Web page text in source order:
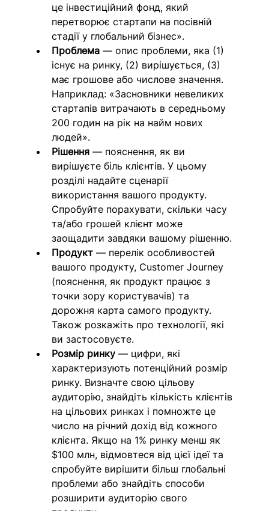
це інвестиційний фонд, який
перетворює стартапи на посівній
стадії у глобальний бізнес».
Проблема — опис проблеми, яка (1)
існує на ринку, (2) вирішується, (3)
має грошове або числове значення.
Наприклад: «Засновники невеликих
стартапів витрачають в середньому
200 годин на рік на найм нових
людей».
Рішення — пояснення, як ви
вирішуєте біль клієнтів. У цьому
розділі надайте сценарії
використання вашого продукту.
Спробуйте порахувати, скільки часу
та/або грошей клієнт може
заощадити завдяки вашому рішенню.
Продукт — перелік особливостей
вашого продукту, Customer Journey
(пояснення, як продукт працює з
точки зору користувачів) та
дорожня карта самого продукту.
Також розкажіть про технології, які
ви застосовуєте.
Розмір ринку — цифри, які
характеризують потенційний розмір
ринку. Визначте свою цільову
аудиторію, знайдіть кількість клієнтів
на цільових ринках і помножте це
число на річний дохід від кожного
клієнта. Якщо на 1% ринку менш як
$100 млн, відмовтеся від цієї ідеї та
спробуйте вирішити більш глобальні
проблеми або знайдіть способи
розширити аудиторію свого